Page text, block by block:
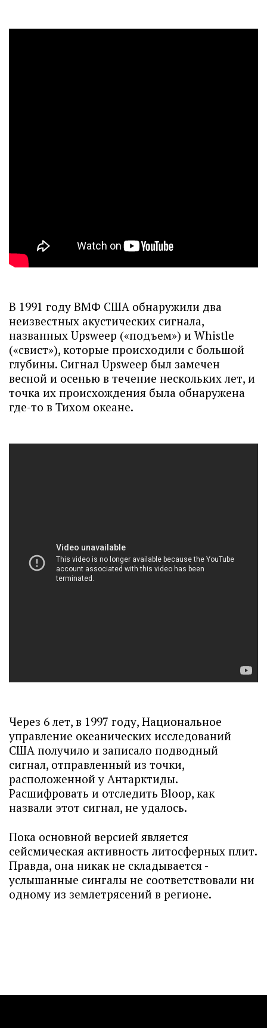
В 1991 году ВМФ США обнаружили два
неизвестных акустических сигнала,
названных Upsweep («подъем») и Whistle
(«свист»), которые происходили с большой
глубины. Сигнал Upsweep был замечен
весной и осенью в течение нескольких лет, и
точка их происхождения была обнаружена
где-то в Тихом океане.
Через 6 лет, в 1997 году, Национальное
управление океанических исследований
США получило и записало подводный
сигнал, отправленный из точки,
расположенной у Антарктиды.
Расшифровать и отследить Bloop, как
назвали этот сигнал, не удалось.
Пока основной версией является
сейсмическая активность литосферных плит.
Правда, она никак не складывается -
услышанные сингалы не соответствовали ни
одному из землетрясений в регионе.